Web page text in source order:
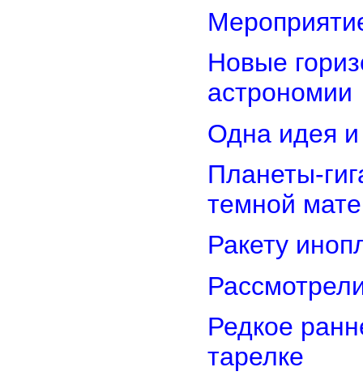
Новые
астрономии
Одна идея и
Планеты-
темной
Ракету
Редкое
тарелке